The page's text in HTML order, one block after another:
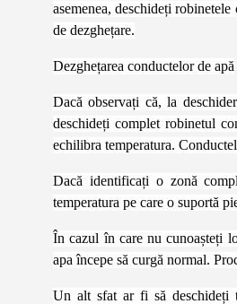
asemenea, deschideți
de dezghețare.
Dezghețarea conductelor de apă
Dacă observați că, la
deschideți complet robinetul
echilibra temperatura.
Dacă identificați o zonă
temperatura pe care o suportă
În cazul în care nu cunoașteți
apa începe să curgă normal.
Un alt sfat ar fi să deschideți